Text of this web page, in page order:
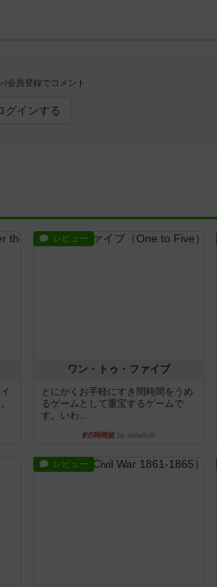
/会員登録でコメント
グインする
レビュー
ワン・トゥ・ファイブ
とにかくお手軽にすき間時間をうめ
るゲームとして重宝するゲームで
す。いわ...
約5時間前 by nabekoh
レビュー